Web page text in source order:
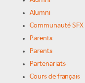
Alumni
Communauté SFX
Parents
Parents
Partenariats
Cours de français